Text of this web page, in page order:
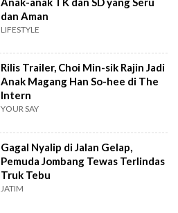
dan Aman
LIFESTYLE
Rilis Trailer, Choi Min-sik Rajin Jadi
Anak Magang Han So-hee di The
Intern
YOUR SAY
Gagal Nyalip di Jalan Gelap,
Pemuda Jombang Tewas Terlindas
Truk Tebu
JATIM